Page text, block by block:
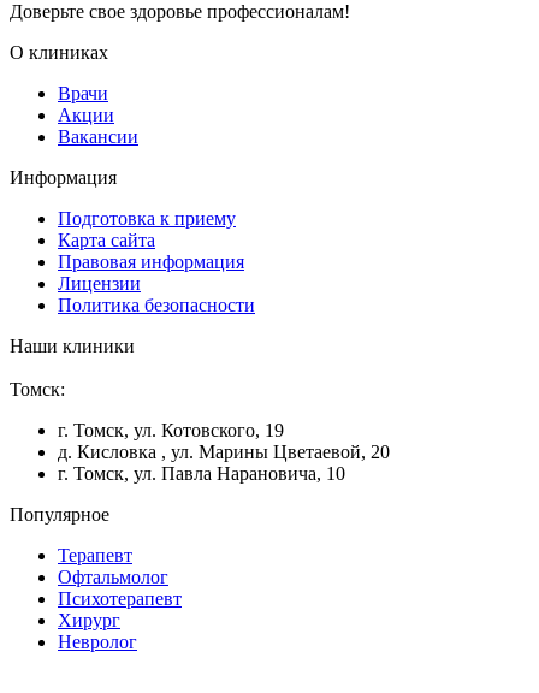
Доверьте свое здоровье профессионалам!
О клиниках
Врачи
Акции
Вакансии
Информация
Подготовка к приему
Карта сайта
Правовая информация
Лицензии
Политика безопасности
Наши клиники
Томск:
г. Томск, ул. Котовского, 19
д. Кисловка , ул. Марины Цветаевой, 20
г. Томск, ул. Павла Нарановича, 10
Популярное
Терапевт
Офтальмолог
Психотерапевт
Хирург
Невролог